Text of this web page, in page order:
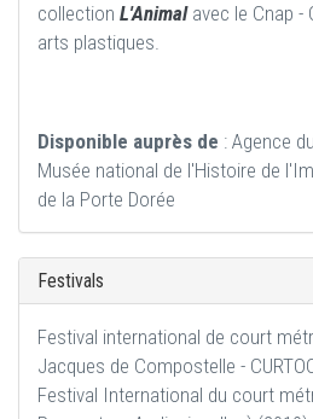
collection L'Animal avec le Cnap -
arts plastiques.
Disponible auprès de : Agence
Musée national de l'Histoire de
de la Porte Dorée
Festivals
Festival international de court
Jacques de Compostelle -
Festival International du court